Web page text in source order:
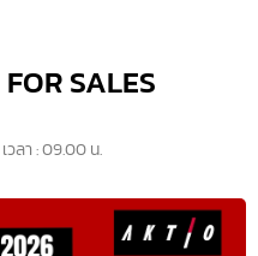
SALES
เวลา : 09.00 น.